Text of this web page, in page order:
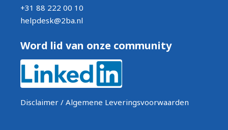
+31 88 222 00 10
helpdesk@2ba.nl
Word lid van onze community
Disclaimer / Algemene Leveringsvoorwaarden